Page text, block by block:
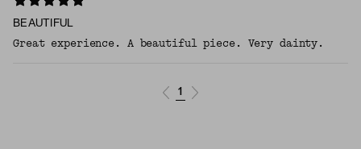
BEAUTIFUL
Great experience. A beautiful piece. Very dainty.
1